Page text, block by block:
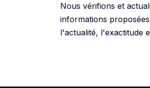
Nous vérifions et
informations
l'actualité, l'exactitude